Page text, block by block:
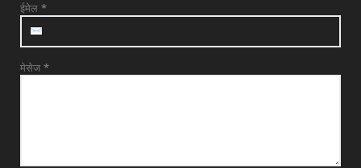
ईमेल *
मेसेज *